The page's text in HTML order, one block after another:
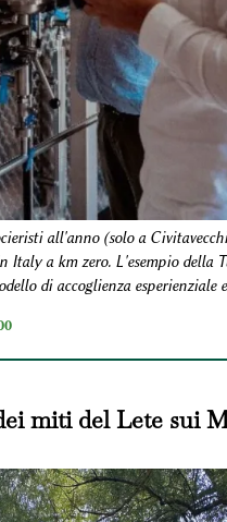
all'anno (solo a
Italy a km zero. L'esempio della
di accoglienza esperienziale
miti del Lete sui